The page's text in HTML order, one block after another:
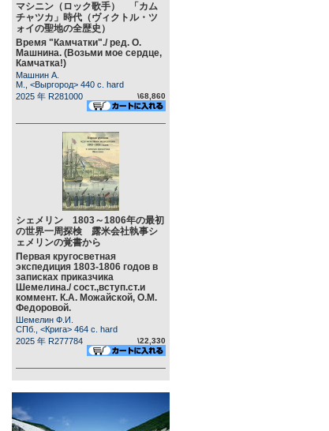
マシニン（ロック歌手） 「カム
チャツカ」時代（ヴィクトル・ツ
ォイの聖地の全歴史）
Время "Камчатки"./ ред. О.
Машнина. (Возьми мое сердце,
Камчатка!)
Машнин А.
М., <Выргород> 440 c. hard
2025 年 R281000
\68,860
シェメリン 1803～1806年の最初
の世界一周探検 露米会社執事シ
ェメリンの覚書から
Первая кругосветная
экспедиция 1803-1806 годов в
записках приказчика
Шемелина./ сост.,вступ.ст.и
коммент. К.А. Можайской, О.М.
Федоровой.
Шемелин Ф.И.
СПб., <Крига> 464 c. hard
2025 年 R277784
\22,330